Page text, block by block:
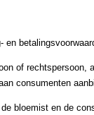
en
of
consumenten
bloemist en de